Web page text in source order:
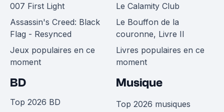
007 First Light
Assassin's Creed: Black
Flag - Resynced
Jeux populaires en ce
moment
Le Calamity Club
Le Bouffon de la
couronne, Livre II
Livres populaires en ce
moment
BD
Top 2026 BD
Musique
Top 2026 musiques